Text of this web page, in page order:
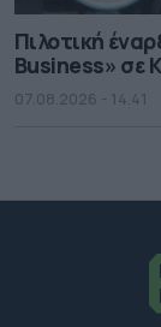
Πιλοτική
Business» σε
07.08.2026 - 14.41